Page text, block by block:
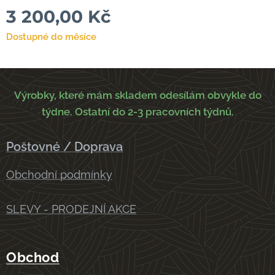
3 200,00 Kč
Dostupné do měsíce
Výrobky, které mám skladem odesílám obvykle do
týdne. Ostatní do 2-3 pracovních týdnů.
Poštovné / Doprava
Obchodní podmínky
SLEVY - PRODEJNÍ AKCE
Obchod